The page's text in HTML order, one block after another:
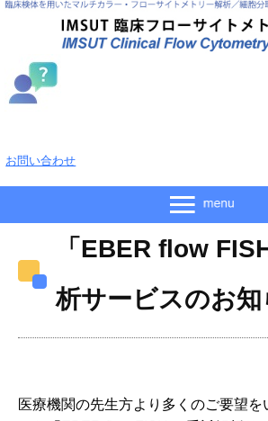
お問い合わせ
「EBER flow
析サービスのお知
医療機関の先生方より多くのご要望を